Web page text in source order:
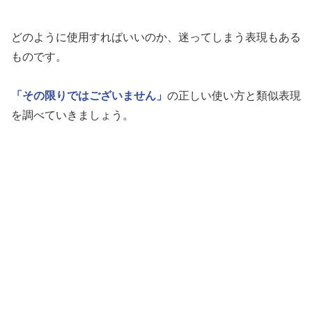
どのように使用すればいいのか、迷ってしまう表現もある
ものです。
「その限りではございません」 の正しい使い方と類似表現
を調べていきましょう。